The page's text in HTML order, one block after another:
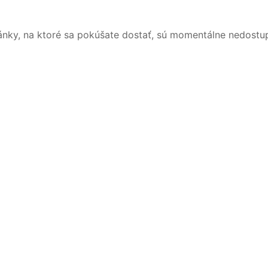
na ktoré sa pokúšate dostať, sú momentálne